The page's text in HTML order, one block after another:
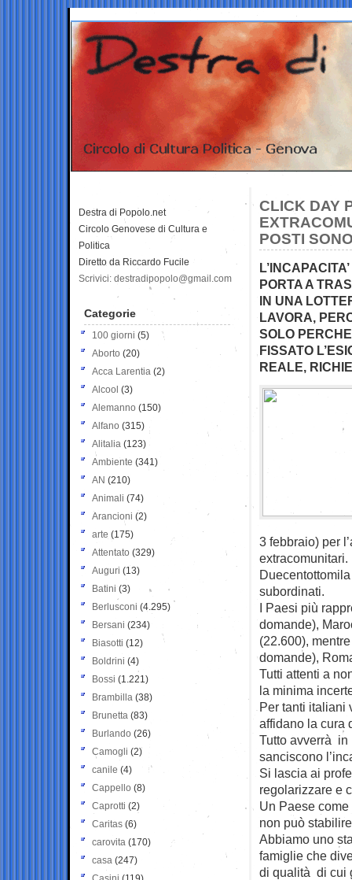
CLICK DAY
POSTI
PORTA A
IN UNA
LAVORA,
SOLO
FISSATO
REALE,
3 febbraio) per
extracomunitari.
subordinati.
I Paesi più
domande),
(22.600),
domande),
Tutti attenti a
la minima
Per tanti italiani
affidano la cura
Tutto avverrà in
sanciscono
Si lascia ai
regolarizzare e
Un Paese
non può
Abbiamo uno
famiglie che
di qualità di cui
Destra di Popolo.net
Circolo Genovese di Cultura e
Politica
Diretto da Riccardo Fucile
Scrivici: destradipopolo@gmail.com
Categorie
100 giorni (5)
Aborto (20)
Acca Larentia (2)
Alcool (3)
Alemanno (150)
Alfano (315)
Alitalia (123)
Ambiente (341)
AN (210)
Animali (74)
Arancioni (2)
arte (175)
Attentato (329)
Auguri (13)
Batini (3)
Berlusconi (4.295)
Bersani (234)
Biasotti (12)
Boldrini (4)
Bossi (1.221)
Brambilla (38)
Brunetta (83)
Burlando (26)
Camogli (2)
canile (4)
Cappello (8)
Caprotti (2)
Caritas (6)
carovita (170)
casa (247)